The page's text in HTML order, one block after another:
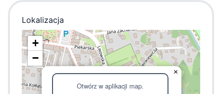
Lokalizacja
Otwórz w aplikacji map.
×
+
−